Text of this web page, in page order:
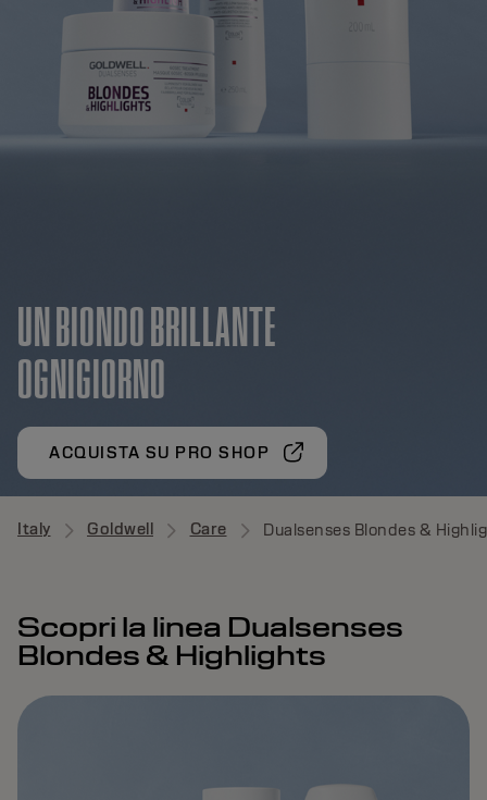
UN BIONDO BRILLANTE
OGNIGIORNO
ACQUISTA SU PRO SHOP
Italy Goldwell Care Dualsenses Blondes &
Scopri la linea Dualsenses
Blondes & Highlights